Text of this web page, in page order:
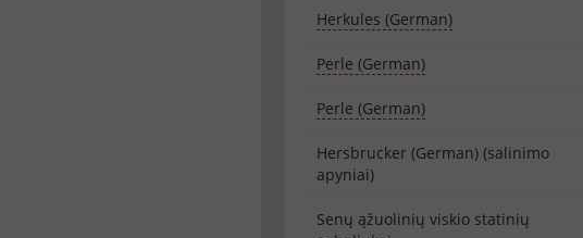
Herkules (German)
Perle (German)
Perle (German)
Hersbrucker (German) (salinimo
apyniai)
Senų ąžuolinių viskio statinių